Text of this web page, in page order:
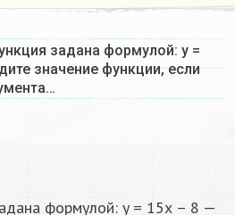
задана формулой: y =
значение функции, если
формулой: y = 15х – 8 —